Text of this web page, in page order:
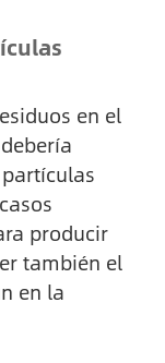
en el
producir
también el
en la